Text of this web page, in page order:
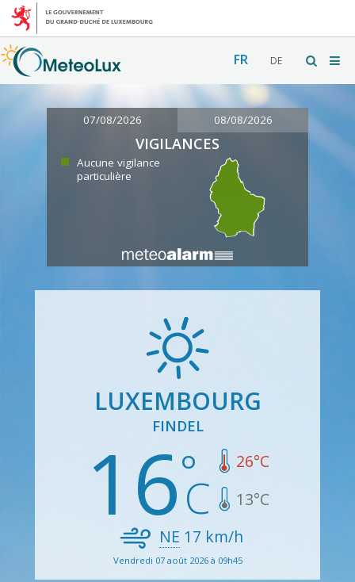
FR DE
07/08/2026 08/08/2026
VIGILANCES
Aucune vigilance
particulière
LUXEMBOURG
FINDEL
16 26°C
13°C
NE 17 km/h
Vendredi 07 août 2026 à 09h45